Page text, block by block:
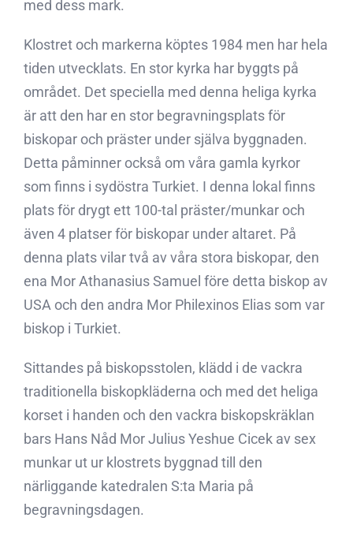
med dess mark.
Klostret och markerna köptes 1984 men har hela
tiden utvecklats. En stor kyrka har byggts på
området. Det speciella med denna heliga kyrka
är att den har en stor begravningsplats för
biskopar och präster under själva byggnaden.
Detta påminner också om våra gamla kyrkor
som finns i sydöstra Turkiet. I denna lokal finns
plats för drygt ett 100-tal präster/munkar och
även 4 platser för biskopar under altaret. På
denna plats vilar två av våra stora biskopar, den
ena Mor Athanasius Samuel före detta biskop av
USA och den andra Mor Philexinos Elias som var
biskop i Turkiet.
Sittandes på biskopsstolen, klädd i de vackra
traditionella biskopkläderna och med det heliga
korset i handen och den vackra biskopskräklan
bars Hans Nåd Mor Julius Yeshue Cicek av sex
munkar ut ur klostrets byggnad till den
närliggande katedralen S:ta Maria på
begravningsdagen.